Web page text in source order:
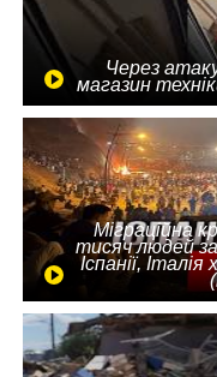
Через
магазин
Міграційна
тисяч людей
Іспанії,